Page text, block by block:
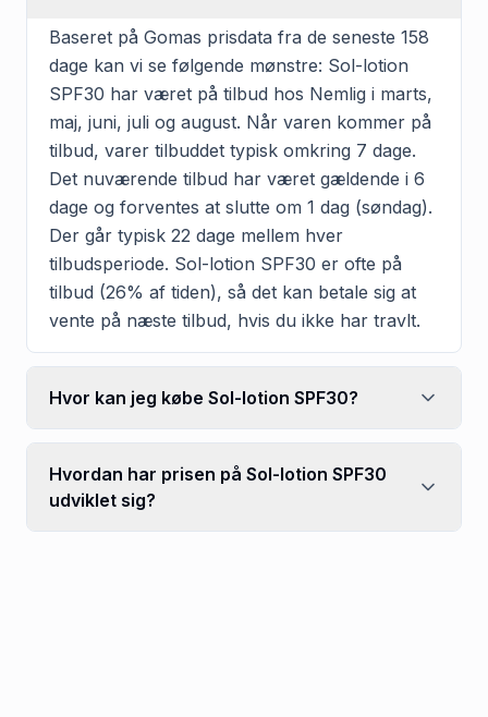
Baseret på Gomas prisdata fra de seneste 158
dage kan vi se følgende mønstre: Sol-lotion
SPF30 har været på tilbud hos Nemlig i marts,
maj, juni, juli og august. Når varen kommer på
tilbud, varer tilbuddet typisk omkring 7 dage.
Det nuværende tilbud har været gældende i 6
dage og forventes at slutte om 1 dag (søndag).
Der går typisk 22 dage mellem hver
tilbudsperiode. Sol-lotion SPF30 er ofte på
tilbud (26% af tiden), så det kan betale sig at
vente på næste tilbud, hvis du ikke har travlt.
Hvor kan jeg købe Sol-lotion SPF30?
Hvordan har prisen på Sol-lotion SPF30
udviklet sig?